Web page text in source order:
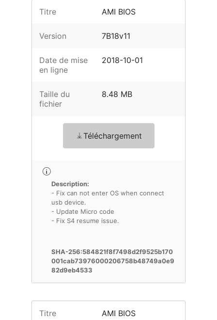
Titre AMI BIOS
Version 7B18v11
Date de mise
en ligne
2018-10-01
Taille du
fichier
8.48 MB
Téléchargement
Description:
- Fix can not enter OS when connect
usb device.
- Update Micro code
- Fix S4 resume issue.
SHA-256:584821f8f7498d2f9525b170
001cab73976000206758b48749a0e9
82d9eb4533
Titre AMI BIOS